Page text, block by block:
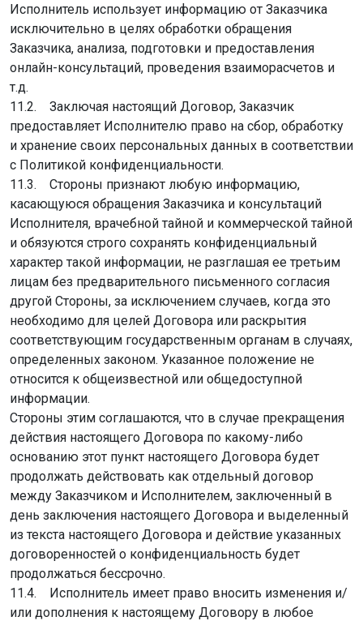
Исполнитель использует информацию от Заказчика
исключительно в целях обработки обращения
Заказчика, анализа, подготовки и предоставления
онлайн-консультаций, проведения взаиморасчетов и
т.д.
11.2. Заключая настоящий Договор, Заказчик
предоставляет Исполнителю право на сбор, обработку
и хранение своих персональных данных в соответствии
с Политикой конфиденциальности.
11.3. Стороны признают любую информацию,
касающуюся обращения Заказчика и консультаций
Исполнителя, врачебной тайной и коммерческой тайной
и обязуются строго сохранять конфиденциальный
характер такой информации, не разглашая ее третьим
лицам без предварительного письменного согласия
другой Стороны, за исключением случаев, когда это
необходимо для целей Договора или раскрытия
соответствующим государственным органам в случаях,
определенных законом. Указанное положение не
относится к общеизвестной или общедоступной
информации.
Стороны этим соглашаются, что в случае прекращения
действия настоящего Договора по какому-либо
основанию этот пункт настоящего Договора будет
продолжать действовать как отдельный договор
между Заказчиком и Исполнителем, заключенный в
день заключения настоящего Договора и выделенный
из текста настоящего Договора и действие указанных
договоренностей о конфиденциальность будет
продолжаться бессрочно.
11.4. Исполнитель имеет право вносить изменения и/
или дополнения к настоящему Договору в любое